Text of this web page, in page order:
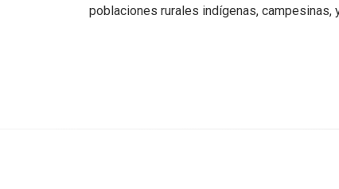
poblaciones rurales indígenas, campesinas,